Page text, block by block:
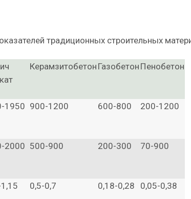
традиционных строительных
Керамзитобетон Газобетон Пенобетон
1950 900-1200 600-800 200-1200
2000 500-900 200-300 70-900
0,5-0,7 0,18-0,28 0,05-0,38